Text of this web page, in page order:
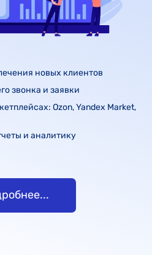
новых клиентов
звонка и заявки
Ozon, Yandex Market,
и аналитику